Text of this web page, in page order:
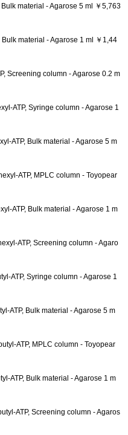
material - Agarose 5 ml ￥5,763
material - Agarose 1 ml ￥1,44
Screening column - Agarose 0.2 m
ATP, Syringe column - Agarose 1
ATP, Bulk material - Agarose 5 m
ATP, MPLC column - Toyopear
ATP, Bulk material - Agarose 1 m
ATP, Screening column - Agaro
ATP, Syringe column - Agarose 1
ATP, Bulk material - Agarose 5 m
ATP, MPLC column - Toyopear
ATP, Bulk material - Agarose 1 m
ATP, Screening column - Agaros